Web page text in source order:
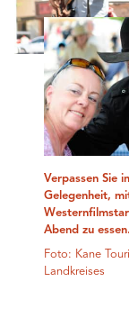
Verpassen Sie
Gelegenheit,
Abend zu essen.
Foto: Kane
Landkreises